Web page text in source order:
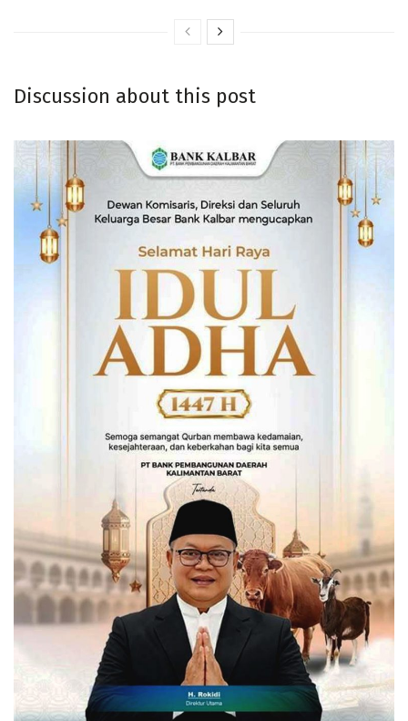
Discussion about this post